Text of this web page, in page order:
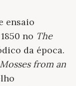
ensaio
no The
da época.
from an